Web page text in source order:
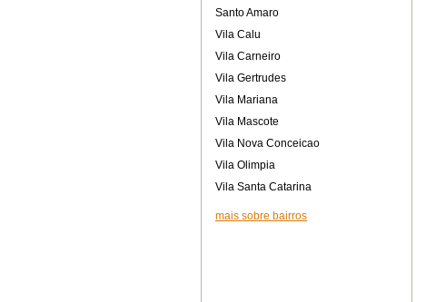
Santo Amaro
Vila Calu
Vila Carneiro
Vila Gertrudes
Vila Mariana
Vila Mascote
Vila Nova Conceicao
Vila Olimpia
Vila Santa Catarina
mais sobre bairros